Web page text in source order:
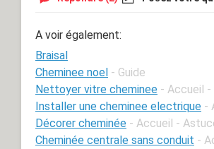
A voir également:
Braisal
Cheminee noel - Guide
Nettoyer vitre cheminee - Accueil
Installer une cheminee electrique -
Décorer cheminée - Accueil -
Cheminée centrale sans conduit -